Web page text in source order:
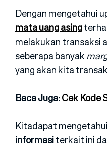
Dengan mengetahui
mata uang asing
melakukan transaksi
seberapa banyak
yang akan kita
Baca Juga:Cek Kode
Kitadapat
informasiterkait ini